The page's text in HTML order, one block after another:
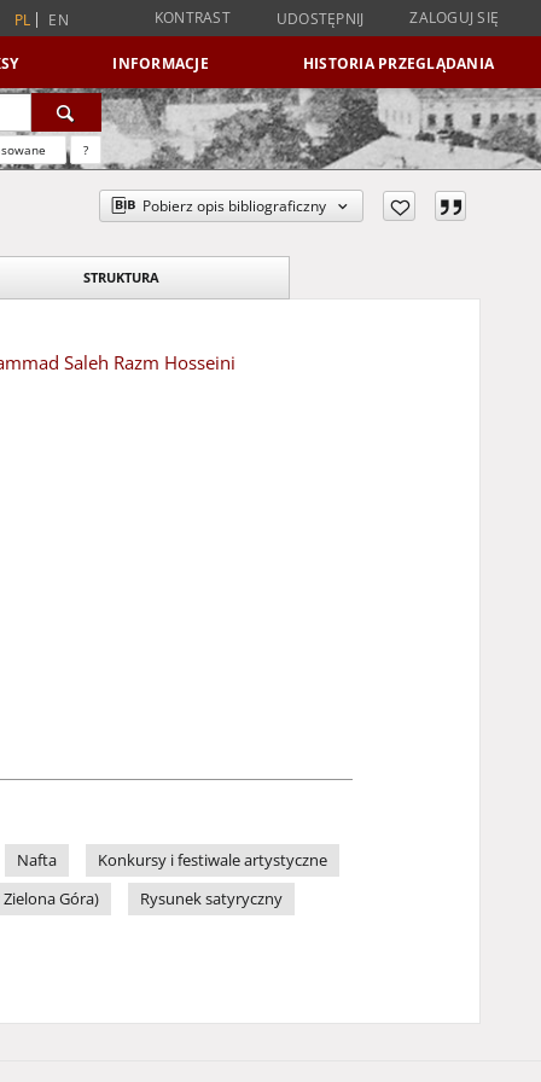
PL EN KONTRAST UDOSTĘPNIJ ZALOGUJ SIĘ
INFORMACJE HISTORIA PRZEGLĄDANIA
?
Pobierz opis bibliograficzny
STRUKTURA
Saleh Razm Hosseini
Nafta
Konkursy i festiwale artystyczne
Góra) Rysunek satyryczny